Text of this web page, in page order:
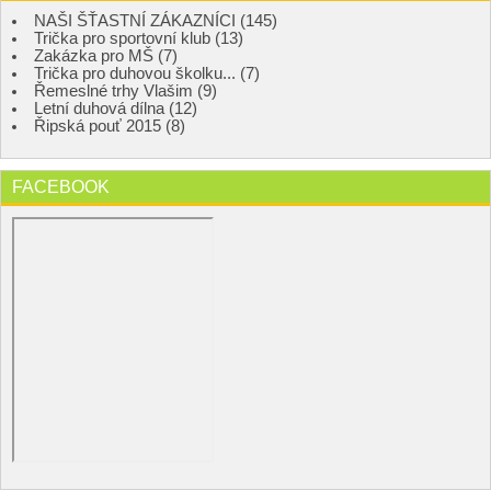
NAŠI ŠŤASTNÍ ZÁKAZNÍCI (145)
Trička pro sportovní klub (13)
Zakázka pro MŠ (7)
Trička pro duhovou školku... (7)
Řemeslné trhy Vlašim (9)
Letní duhová dílna (12)
Řipská pouť 2015 (8)
FACEBOOK